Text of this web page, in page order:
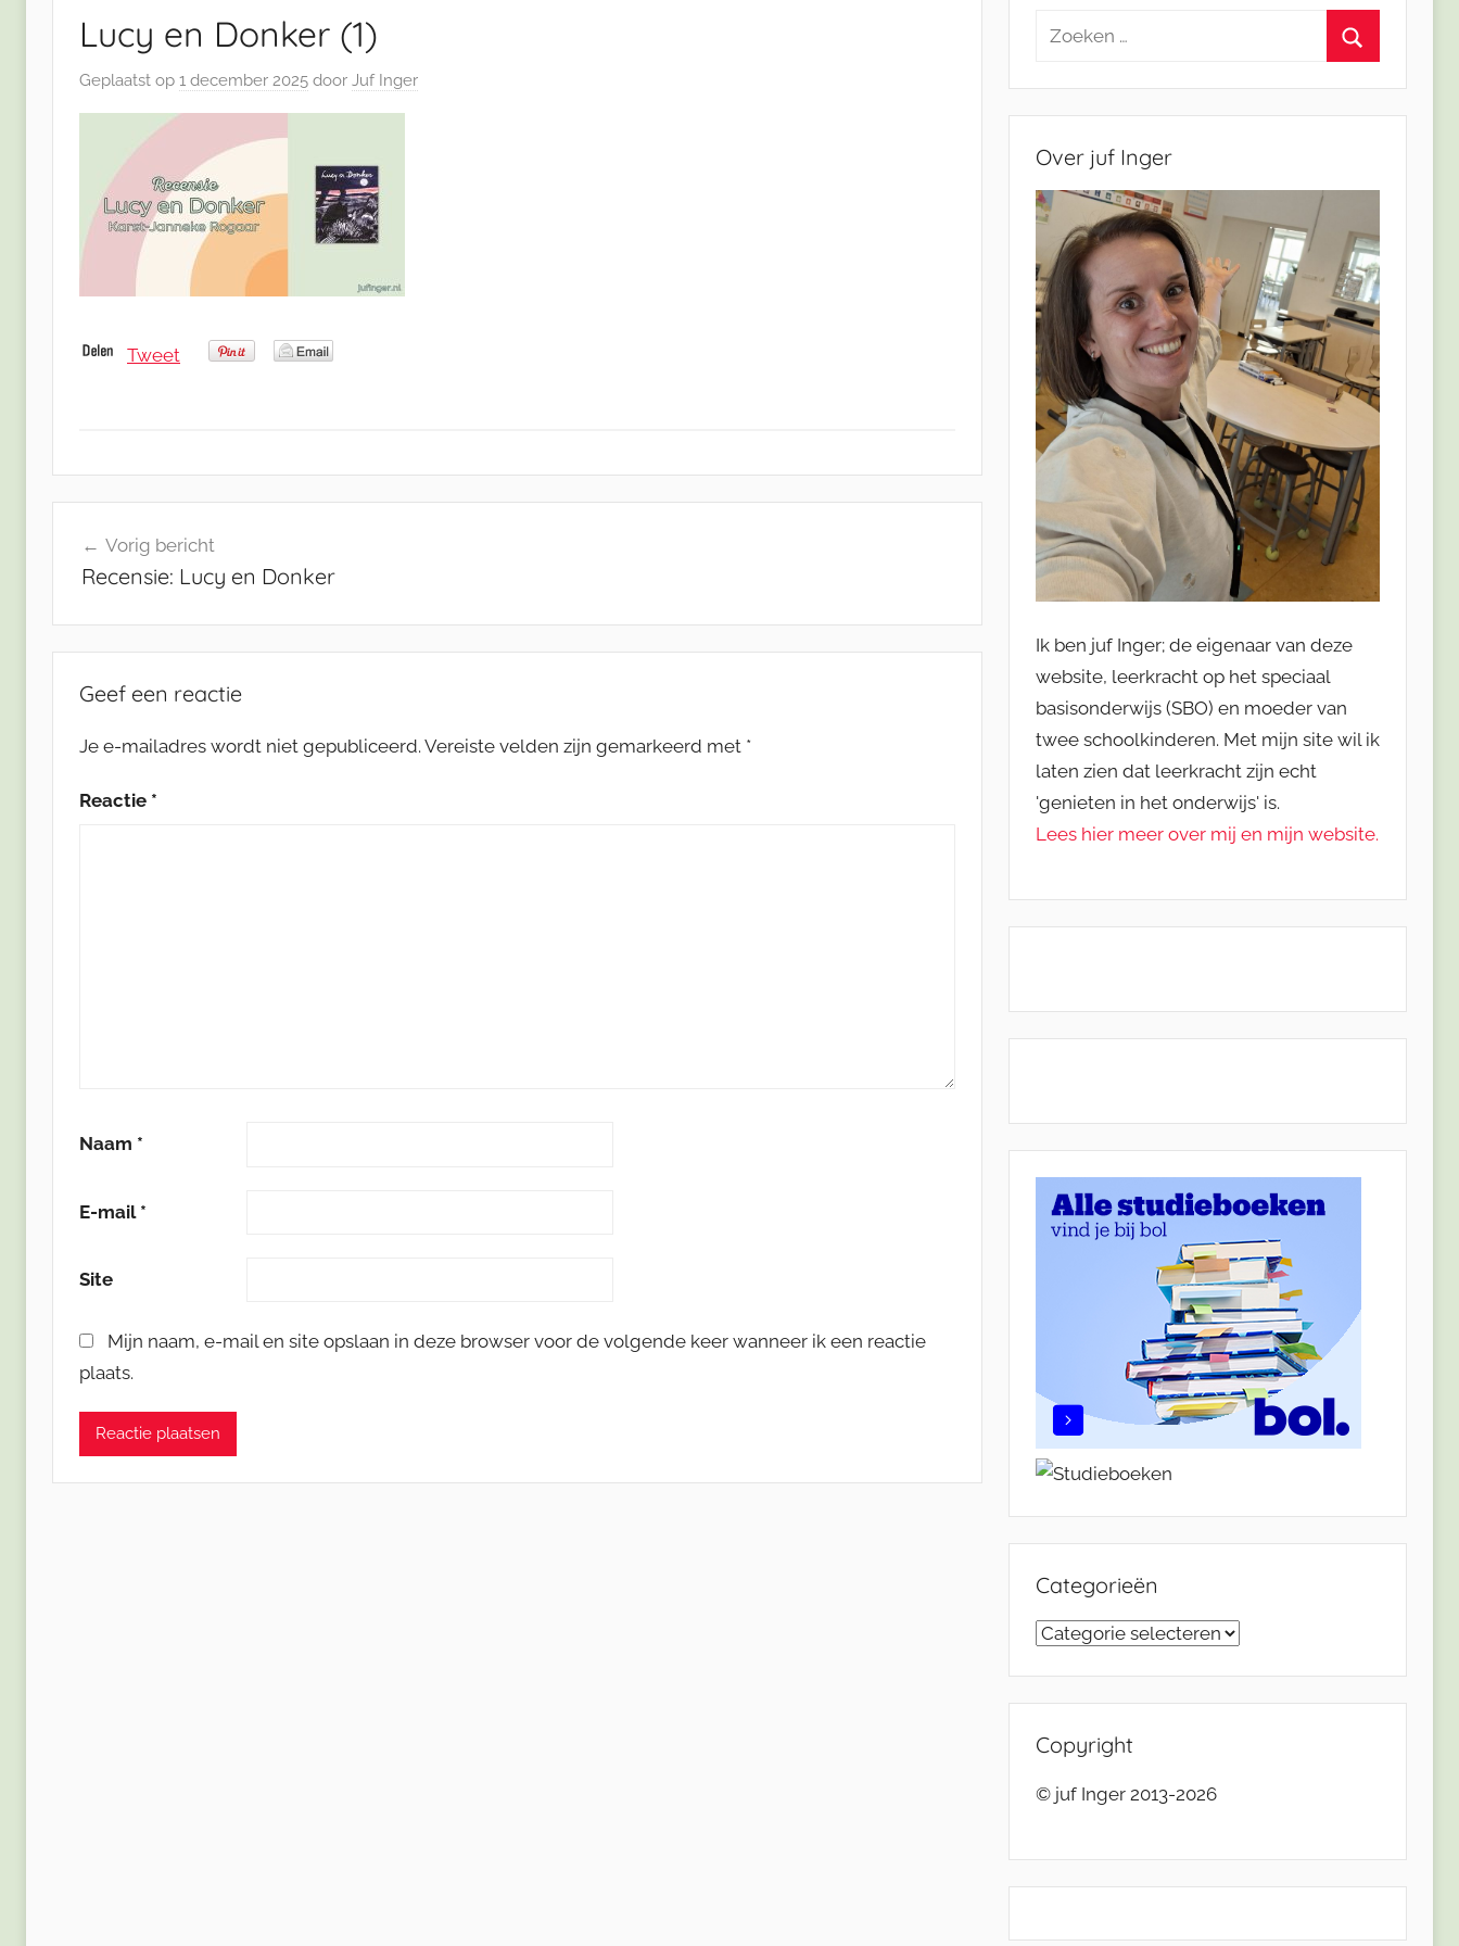
Lucy en Donker (1)
Geplaatst op 1 december 2025 door Juf Inger
Tweet
navigatie
Vorig bericht
Recensie: Lucy en Donker
Geef een reactie
Je e-mailadres wordt niet gepubliceerd. Vereiste velden zijn gemarkeerd met *
Reactie *
Naam *
E-mail *
Site
Mijn naam, e-mail en site opslaan in deze browser voor de volgende keer wanneer ik een reactie
plaats.
Zoeken
Over juf Inger
Ik ben juf Inger; de eigenaar van deze
website, leerkracht op het speciaal
basisonderwijs (SBO) en moeder van
twee schoolkinderen. Met mijn site wil ik
laten zien dat leerkracht zijn echt
'genieten in het onderwijs' is.
Lees hier meer over mij en mijn website.
Categorieën
Categorieën
Copyright
© juf Inger 2013-2026